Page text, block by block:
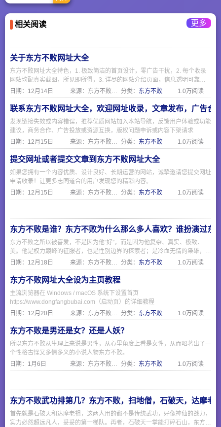
自动化仪器仪表，现
货供应商。
相关阅读 更多
关于东方不败网址大全
东方不败网址大全特色，1. 极致简洁的首页设计，零广告干扰，2. 每个收录
网站均配真实截图，所见即所得，3. 详尽的网站介绍页面，信息透明可靠，
4. 严格人工审核机制，确保收录质量，5. 专注便民服务，覆盖生活全场景
日期： 12月14日 来源：东方不败网址大全 分类： 东方不败 1.0万阅读
联系东方不败网址大全，欢迎网址收录，文章发布，广告合
发现链接失效或内容错误，推荐优质网站加入本站导航，反馈用户体验或功能
建议，商务合作、广告投放或资源互换，版权问题申诉或内容下架请求
日期： 12月15日 来源：东方不败网址大全 分类： 东方不败 1.0万阅读
提交网址或者提交文章到东方不败网址大全
如果您拥有一个内容优质、设计良好、长期运营的网站，诚挚邀请您提交网址
申请收录！让更多志同道合的用户发现您的精彩内容。
日期： 12月15日 来源：东方不败网址大全 分类： 东方不败 1.0万阅读
东方不败是谁？东方不败为什么那么多人喜欢？谁扮演过东
东方不败之所以被喜爱，不是因为他“好”，而是因为他复杂、真实、极致、
美。他是权力巅峰的征服者，也是性别边界的探索者；是冷血无情的枭雄，也
是为爱痴狂的凡人。正如一句话所说：“他不是反派，他是照出所有人欲望与
恐惧的一面镜子。”
日期： 12月18日 来源：东方不败网址大全 分类： 东方不败 1.0万阅读
东方不败网址大全设为主页教程
主流浏览器在 Windows / macOS 系统下设置首页
https://www.dongfangbubai.com（启动页）的详细教程
日期： 12月20日 来源：东方不败网址大全 分类： 东方不败 1.0万阅读
东方不败是男还是女？还是人妖？
所以东方不败从生理上来说是男性，从心里角度上看是女性，从而昭著出了一
个性格古怪又多情多义的小说人物东方不败。
日期： 1月6日 来源：东方不败网址大全 分类： 东方不败 1.0万阅读
东方不败武功排第几？东方不败，扫地僧，石破天，达摩老
首先就是石破天和达摩老祖，这两人用的都不是传统武功，好像神仙的战力，
实力必然超远凡人，妥妥的第一梯队。再者，石破天一掌能打碎石山，东方不